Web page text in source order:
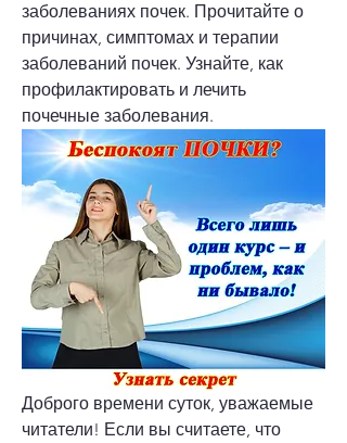
заболеваниях почек. Прочитайте о
причинах, симптомах и терапии
заболеваний почек. Узнайте, как
профилактировать и лечить
почечные заболевания.
Доброго времени суток, уважаемые
читатели! Если вы считаете, что